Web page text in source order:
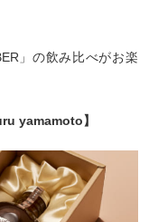
」の飲み比べがお楽
yamamoto】